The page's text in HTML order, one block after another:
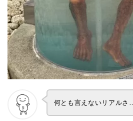
何とも言えないリアルさ…